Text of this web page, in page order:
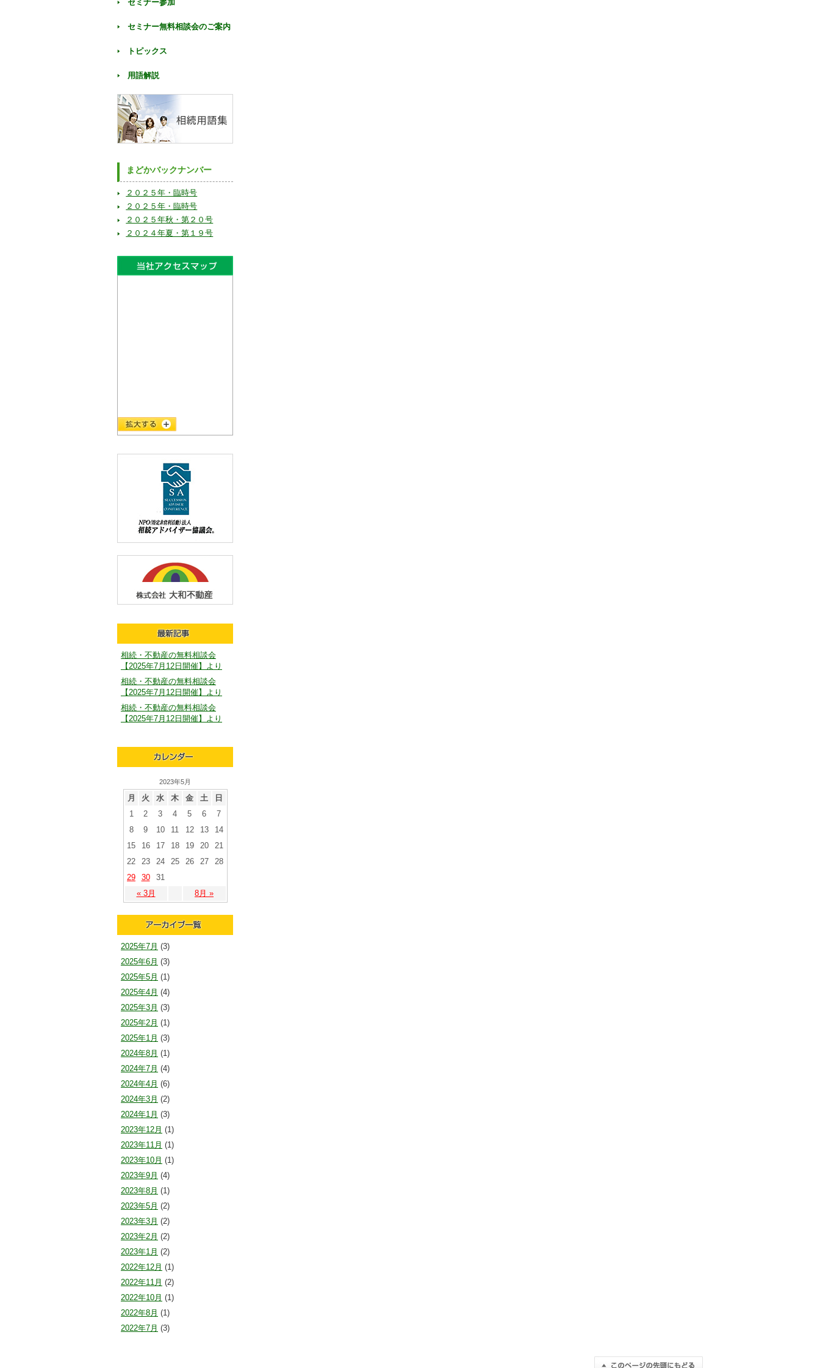
セミナー参加
セミナー無料相談会のご案内
トピックス
用語解説
まどかバックナンバー
２０２５年・臨時号
２０２５年・臨時号
２０２５年秋・第２０号
２０２４年夏・第１９号
相続・不動産の無料相談会
【2025年7月12日開催】より
相続・不動産の無料相談会
【2025年7月12日開催】より
相続・不動産の無料相談会
【2025年7月12日開催】より
2023年5月
月 火 水 木 金 土 日
« 3月 8月 »
1 2 3 4 5 6
7
8
9 10 11 12 13
14
15
16 17 18 19 20
21
22
23 24 25 26 27
28
29
30 31
2025年7月 (3)
2025年6月 (3)
2025年5月 (1)
2025年4月 (4)
2025年3月 (3)
2025年2月 (1)
2025年1月 (3)
2024年8月 (1)
2024年7月 (4)
2024年4月 (6)
2024年3月 (2)
2024年1月 (3)
2023年12月 (1)
2023年11月 (1)
2023年10月 (1)
2023年9月 (4)
2023年8月 (1)
2023年5月 (2)
2023年3月 (2)
2023年2月 (2)
2023年1月 (2)
2022年12月 (1)
2022年11月 (2)
2022年10月 (1)
2022年8月 (1)
2022年7月 (3)